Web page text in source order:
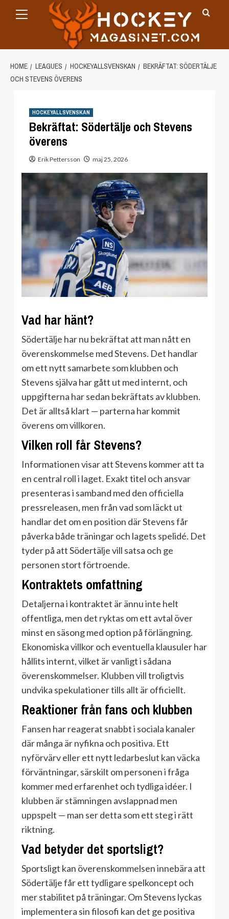
Menu
HOME LEAGUES HOCKEYALLSVENSKAN
BEKRÄFTAT: SÖDERTÄLJE
OCH STEVENS ÖVERENS
HOCKEYALLSVENSKAN
Bekräftat: Södertälje och Stevens
överens
Erik Pettersson maj 25, 2026
Vad har hänt?
Södertälje har nu bekräftat att man nått en
överenskommelse med Stevens. Det handlar
om ett nytt samarbete som klubben och
Stevens själva har gått ut med internt, och
uppgifterna har sedan bekräftats av klubben.
Det är alltså klart — parterna har kommit
överens om villkoren.
Vilken roll får Stevens?
Informationen visar att Stevens kommer att ta
en central roll i laget. Exakt titel och ansvar
presenteras i samband med den officiella
pressreleasen, men från vad som läckt ut
handlar det om en position där Stevens får
påverka både träningar och lagets spelidé. Det
tyder på att Södertälje vill satsa och ge
personen stort förtroende.
Kontraktets omfattning
Detaljerna i kontraktet är ännu inte helt
offentliga, men det ryktas om ett avtal över
minst en säsong med option på förlängning.
Ekonomiska villkor och eventuella klausuler har
hållits internt, vilket är vanligt i sådana
överenskommelser. Klubben vill troligtvis
undvika spekulationer tills allt är officiellt.
Reaktioner från fans och klubben
Fansen har reagerat snabbt i sociala kanaler
där många är nyfikna och positiva. Ett
nyförvärv eller ett nytt ledarbeslut kan väcka
förväntningar, särskilt om personen i fråga
kommer med erfarenhet och tydliga idéer. I
klubben är stämningen avslappnad men
uppspelt — man ser detta som ett steg i rätt
riktning.
Vad betyder det sportsligt?
Sportsligt kan överenskommelsen innebära att
Södertälje får ett tydligare spelkoncept och
mer stabilitet på träningar. Om Stevens lyckas
implementera sin filosofi kan det ge positiva